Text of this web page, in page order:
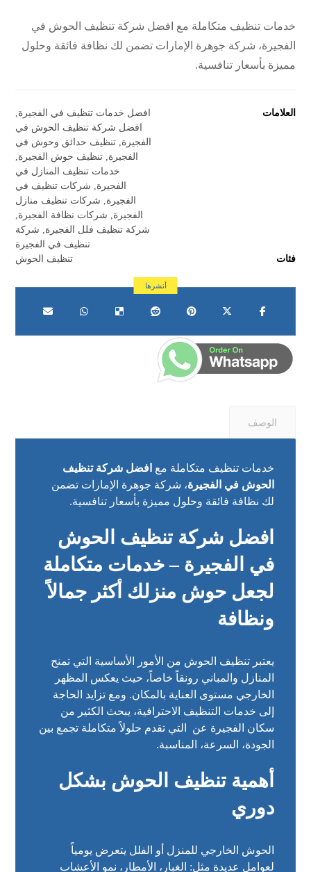
خدمات تنظيف متكاملة مع افضل شركة تنظيف الحوش في
الفجيرة، شركة جوهرة الإمارات تضمن لك نظافة فائقة وحلول
مميزة بأسعار تنافسية.
العلامات افضل خدمات تنظيف في الفجيرة
افضل شركة تنظيف الحوش في
الفجيرة تنظيف حدائق وحوش في
الفجيرة تنظيف حوش الفجيرة
خدمات تنظيف المنازل في
الفجيرة
شركات تنظيف في
الفجيرة
شركات تنظيف منازل
الفجيرة
شركات نظافة الفجيرة
شركة تنظيف فلل الفجيرة
شركة
تنظيف في الفجيرة
فئات
تنظيف الحوش
الوصف
خدمات تنظيف متكاملة مع افضل شركة تنظيف
الحوش في الفجيرة، شركة جوهرة الإمارات تضمن
لك نظافة فائقة وحلول مميزة بأسعار تنافسية.
افضل شركة تنظيف الحوش
في الفجيرة – خدمات متكاملة
لجعل حوش منزلك أكثر جمالاً
ونظافة
يعتبر تنظيف الحوش من الأمور الأساسية التي تمنح
المنازل والمباني رونقاً خاصاً، حيث يعكس المظهر
الخارجي مستوى العناية بالمكان. ومع تزايد الحاجة
إلى خدمات التنظيف الاحترافية، يبحث الكثير من
سكان الفجيرة عن التي تقدم حلولاً متكاملة تجمع بين
الجودة، السرعة، المناسبة.
أهمية تنظيف الحوش بشكل
دوري
الحوش الخارجي للمنزل أو الفلل يتعرض يومياً
لعوامل عديدة مثل: الغبار، الأمطار، نمو الأعشاب